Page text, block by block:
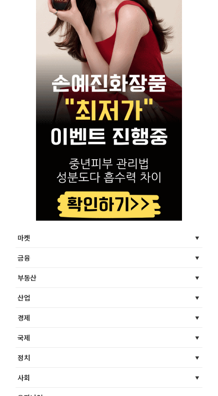
마켓
금융
부동산
산업
경제
국제
정치
사회